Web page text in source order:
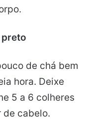
preto
de chá bem
hora. Deixe
5 a 6 colheres
de cabelo.